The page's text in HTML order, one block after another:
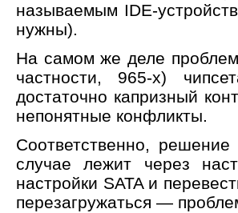
называемым IDE-
нужны).
На самом же деле
частности, 965-х)
достаточно капризный
непонятные конфликты.
Соответственно,
случае лежит через
настройки SATA и
перезагружаться —